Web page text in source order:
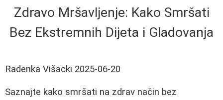
Zdravo Mršavljenje: Kako Smršati
Bez Ekstremnih Dijeta i Gladovanja
Radenka Višacki 2025-06-20
Saznajte kako smršati na zdrav način bez